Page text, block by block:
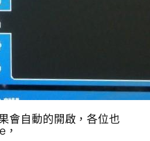
會自動的開啟，各位也